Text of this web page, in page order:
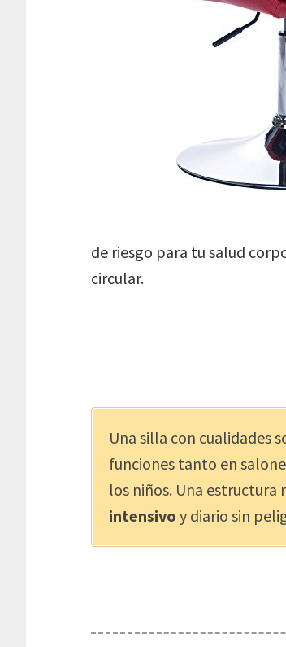
de riesgo para tu salud
circular.
Una silla con cualidades
funciones tanto en
los niños. Una estructura
intensivo y diario sin